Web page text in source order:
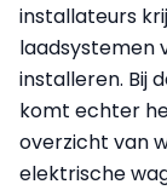
installateurs
laadsystemen
installeren. Bij
komt echter
overzicht van
elektrische